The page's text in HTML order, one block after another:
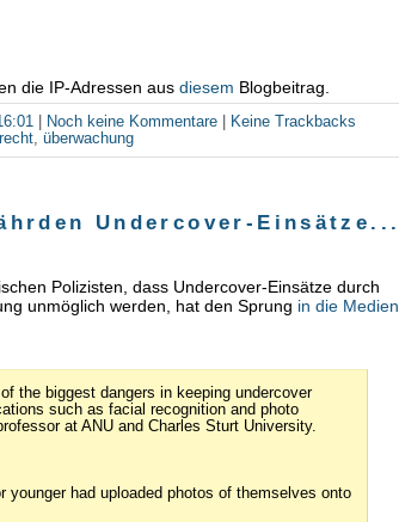
die IP-Adressen ausdiesem Blogbeitrag.
Noch keine Kommentare
Keine Trackbacks
recht ,überwachung
Undercover-Einsätze...
Polizisten, dass Undercover-Einsätze durch
unmöglich werden, hat den Sprung in die Medien
the biggest dangers in keeping undercover
such as facial recognition and photo
at ANU and Charles Sturt University.
younger had uploaded photos of themselves onto